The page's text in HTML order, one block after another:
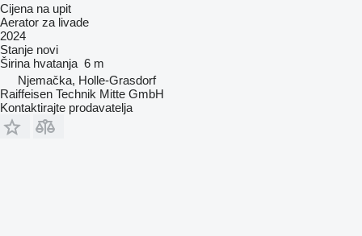
Cijena na upit
Aerator za livade
2024
Stanje novi
Širina hvatanja 6 m
Njemačka, Holle-Grasdorf
Raiffeisen Technik Mitte GmbH
Kontaktirajte prodavatelja